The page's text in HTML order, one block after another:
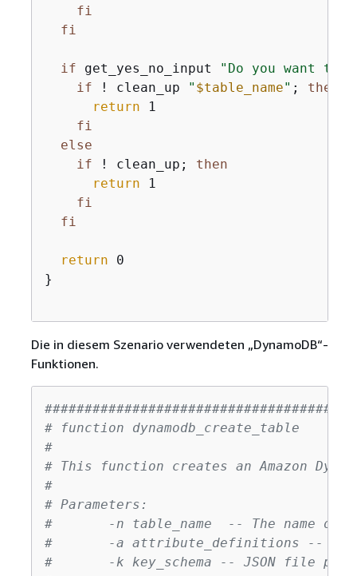
fi
fi
if get_yes_no_input
"Do you want to
if ! clean_up " $table_name" ; then
return 1
fi
else
if ! clean_up; then
return 1
fi
fi
return 0
}
Die in diesem Szenario verwendeten „DynamoDB“-
Funktionen.
# function dynamodb_create_table
#
# This function creates an Amazon
#
# Parameters:
#       -n table_name  -- The name of
#       -a attribute_definitions --
#       -k key_schema -- JSON file